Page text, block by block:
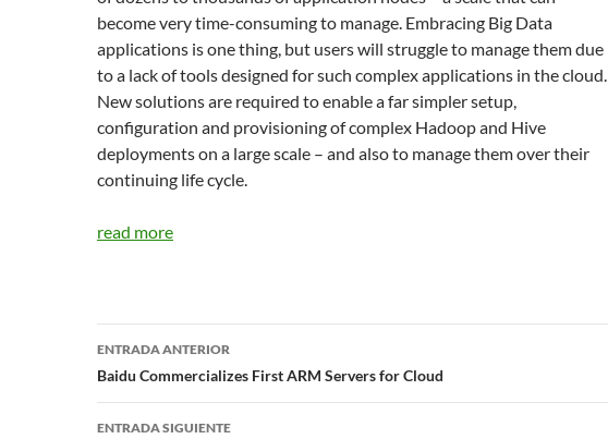
become very time-consuming to manage. Embracing Big Data
applications is one thing, but users will struggle to manage them due
to a lack of tools designed for such complex applications in the cloud.
New solutions are required to enable a far simpler setup,
configuration and provisioning of complex Hadoop and Hive
deployments on a large scale – and also to manage them over their
continuing life cycle.
read more
Navegador
de
entradas
ENTRADA ANTERIOR
Baidu Commercializes First ARM Servers for Cloud
ENTRADA SIGUIENTE